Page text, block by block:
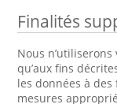
Finalités
Nous
qu’aux fins
les données à
mesures